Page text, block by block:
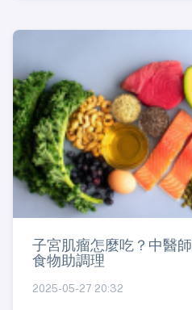
子宮肌瘤怎麼吃？中醫
食物助調理
2025-05-27 20:32